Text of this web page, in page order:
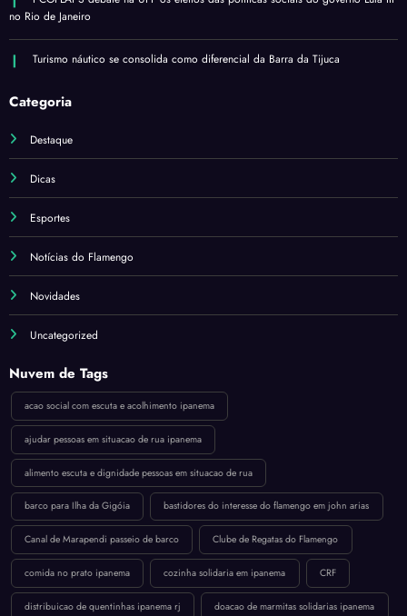
no Rio de Janeiro
Turismo náutico se consolida como diferencial da Barra da Tijuca
Categoria
Destaque
Dicas
Esportes
Notícias do Flamengo
Novidades
Uncategorized
Nuvem de Tags
acao social com escuta e acolhimento ipanema
ajudar pessoas em situacao de rua ipanema
alimento escuta e dignidade pessoas em situacao de rua
barco para Ilha da Gigóia bastidores do interesse do flamengo em john arias
Canal de Marapendi passeio de barco Clube de Regatas do Flamengo
comida no prato ipanema cozinha solidaria em ipanema CRF
distribuicao de quentinhas ipanema rj doacao de marmitas solidarias ipanema